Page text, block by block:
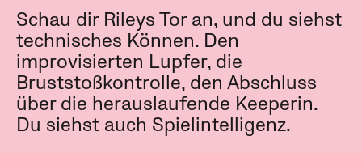
Schau dir Rileys Tor an, und du siehst
technisches Können. Den
improvisierten Lupfer, die
Bruststoßkontrolle, den Abschluss
über die herauslaufende Keeperin.
Du siehst auch Spielintelligenz.